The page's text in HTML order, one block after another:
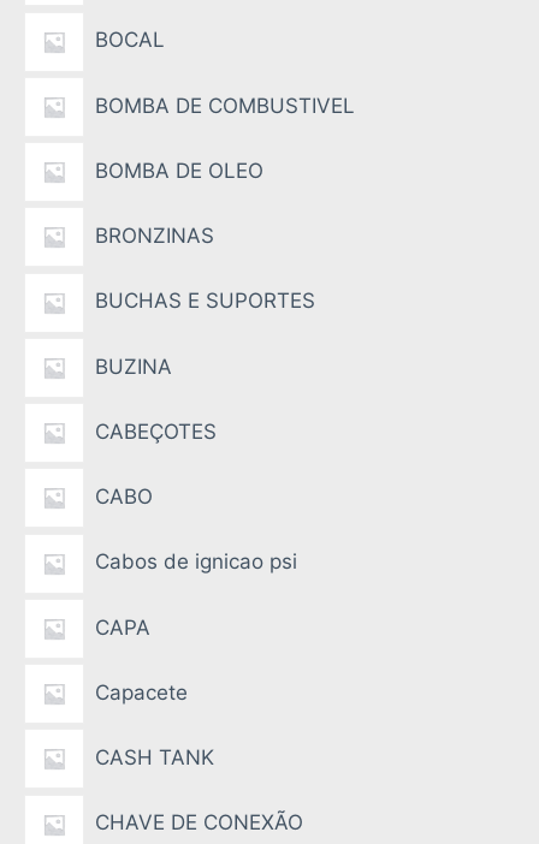
BOCAL
BOMBA DE COMBUSTIVEL
BOMBA DE OLEO
BRONZINAS
BUCHAS E SUPORTES
BUZINA
CABEÇOTES
CABO
Cabos de ignicao psi
CAPA
Capacete
CASH TANK
CHAVE DE CONEXÃO